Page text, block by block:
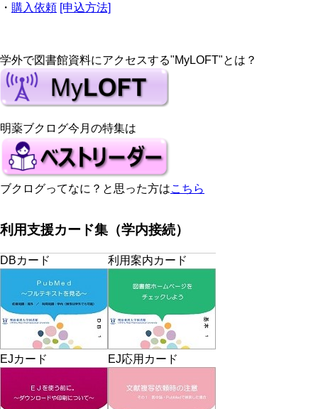
・ 購入依頼 [申込方法]
学外で図書館資料にアクセスする"MyLOFT"とは？
明薬ブクログ今月の特集は
ブクログってなに？と思った方はこちら
利用支援カード集（学内接続）
DBカード 利用案内カード
EJカード EJ応用カード